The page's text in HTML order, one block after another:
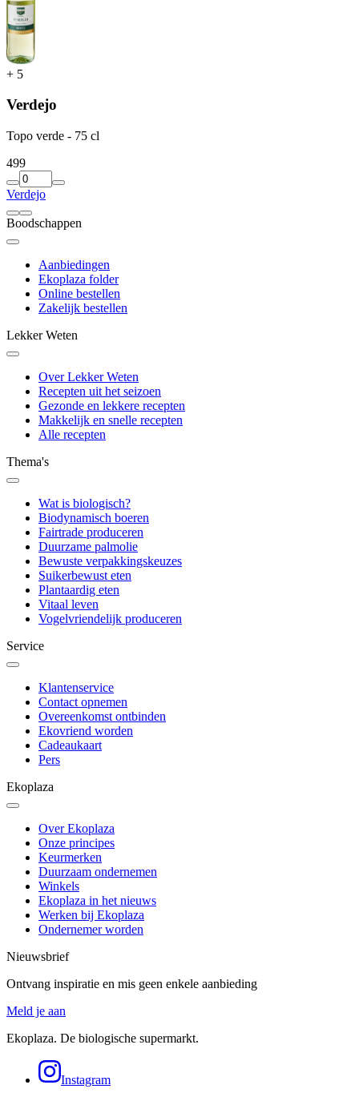
+ 5
Verdejo
Topo verde - 75 cl
499
Verdejo
Boodschappen
Aanbiedingen
Ekoplaza folder
Online bestellen
Zakelijk bestellen
Lekker Weten
Over Lekker Weten
Recepten uit het seizoen
Gezonde en lekkere recepten
Makkelijk en snelle recepten
Alle recepten
Thema's
Wat is biologisch?
Biodynamisch boeren
Fairtrade produceren
Duurzame palmolie
Bewuste verpakkingskeuzes
Suikerbewust eten
Plantaardig eten
Vitaal leven
Vogelvriendelijk produceren
Service
Klantenservice
Contact opnemen
Overeenkomst ontbinden
Ekovriend worden
Cadeaukaart
Pers
Ekoplaza
Over Ekoplaza
Onze principes
Keurmerken
Duurzaam ondernemen
Winkels
Ekoplaza in het nieuws
Werken bij Ekoplaza
Ondernemer worden
Nieuwsbrief
Ontvang inspiratie en mis geen enkele aanbieding
Meld je aan
Ekoplaza. De biologische supermarkt.
Instagram